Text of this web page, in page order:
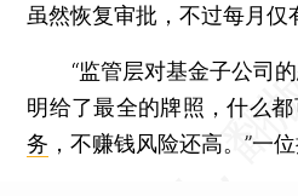
虽然恢复审批，不过每月仅
“监管层对基金子公司的
明给了最全的牌照，什么
务 ，不赚钱风险还高。”一